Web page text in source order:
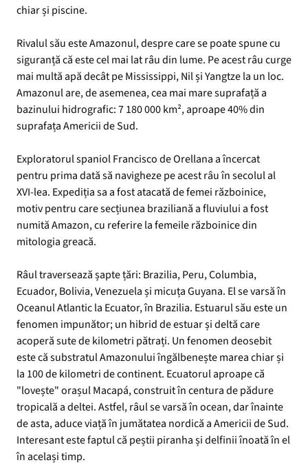
chiar și piscine.
Rivalul său este Amazonul, despre care se poate spune cu
siguranță că este cel mai lat râu din lume. Pe acest râu curge
mai multă apă decât pe Mississippi, Nil și Yangtze la un loc.
Amazonul are, de asemenea, cea mai mare suprafață a
bazinului hidrografic: 7 180 000 km², aproape 40% din
suprafața Americii de Sud.
Exploratorul spaniol Francisco de Orellana a încercat
pentru prima dată să navigheze pe acest râu în secolul al
XVI-lea. Expediția sa a fost atacată de femei războinice,
motiv pentru care secțiunea braziliană a fluviului a fost
numită Amazon, cu referire la femeile războinice din
mitologia greacă.
Râul traversează șapte țări: Brazilia, Peru, Columbia,
Ecuador, Bolivia, Venezuela și micuța Guyana. El se varsă în
Oceanul Atlantic la Ecuator, în Brazilia. Estuarul său este un
fenomen impunător; un hibrid de estuar și deltă care
acoperă sute de kilometri pătrați. Un fenomen deosebit
este că substratul Amazonului îngălbenește marea chiar și
la 100 de kilometri de continent. Ecuatorul aproape că
"lovește" orașul Macapá, construit în centura de pădure
tropicală a deltei. Astfel, râul se varsă în ocean, dar înainte
de asta, aduce viață în jumătatea nordică a Americii de Sud.
Interesant este faptul că peștii piranha și delfinii înoată în el
în același timp.